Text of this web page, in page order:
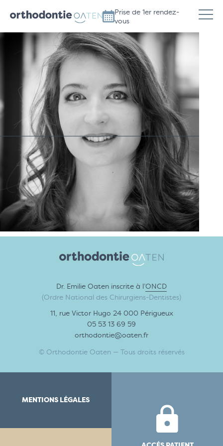
Prise de 1er rendez-
vous
Dr. Emilie Oaten inscrite à l’ONCD
(Ordre National des Chirurgiens-Dentistes)
11, rue Victor Hugo 24 000 Périgueux
05 53 13 69 59
orthodontie@oaten.fr
© Orthodontie Oaten — Tous droits réservés
MENTIONS LÉGALES